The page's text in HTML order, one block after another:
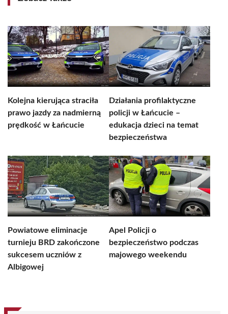
Kolejna kierująca straciła
prawo jazdy za nadmierną
prędkość w Łańcucie
Działania profilaktyczne
policji w Łańcucie –
edukacja dzieci na temat
bezpieczeństwa
Powiatowe eliminacje
turnieju BRD zakończone
sukcesem uczniów z
Albigowej
Apel Policji o
bezpieczeństwo podczas
majowego weekendu